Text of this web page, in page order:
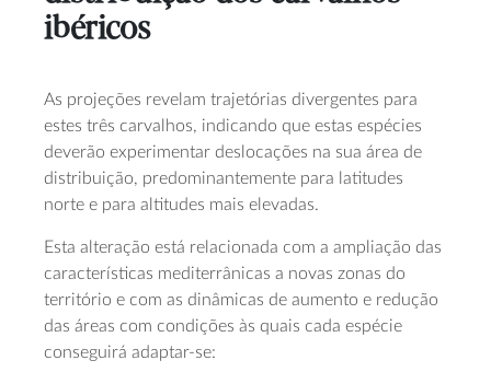
ibéricos
As projeções revelam trajetórias divergentes para
estes três carvalhos, indicando que estas espécies
deverão experimentar deslocações na sua área de
distribuição, predominantemente para latitudes
norte e para altitudes mais elevadas.
Esta alteração está relacionada com a ampliação das
características mediterrânicas a novas zonas do
território e com as dinâmicas de aumento e redução
das áreas com condições às quais cada espécie
conseguirá adaptar-se: